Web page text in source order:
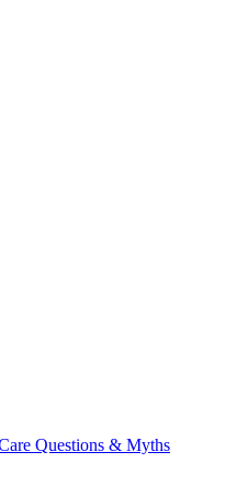
Questions & Myths